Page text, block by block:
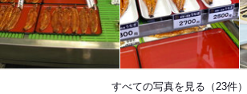
すべての写真を見る（23件）